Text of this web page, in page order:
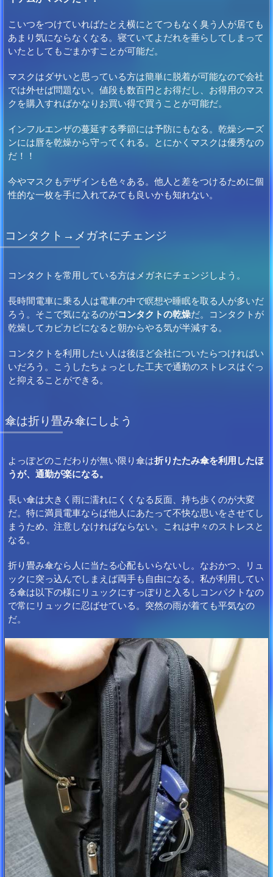
こいつをつけていればたとえ横にとてつもなく臭う人が居ても
あまり気にならなくなる。寝ていてよだれを垂らしてしまって
いたとしてもごまかすことが可能だ。
マスクはダサいと思っている方は簡単に脱着が可能なので会社
では外せば問題ない。値段も数百円とお得だし、お得用のマス
クを購入すればかなりお買い得で買うことが可能だ。
インフルエンザの蔓延する季節には予防にもなる。乾燥シーズ
ンには唇を乾燥から守ってくれる。とにかくマスクは優秀なの
だ！！
今やマスクもデザインも色々ある。他人と差をつけるために個
性的な一枚を手に入れてみても良いかも知れない。
コンタクト→メガネにチェンジ
コンタクトを常用している方はメガネにチェンジしよう。
長時間電車に乗る人は電車の中で瞑想や睡眠を取る人が多いだ
ろう。そこで気になるのがコンタクトの乾燥だ。コンタクトが
乾燥してカピカピになると朝からやる気が半減する。
コンタクトを利用したい人は後ほど会社についたらつければい
いだろう。こうしたちょっとした工夫で通勤のストレスはぐっ
と抑えることができる。
傘は折り畳み傘にしよう
よっぽどのこだわりが無い限り傘は折りたたみ傘を利用したほ
うが、通勤が楽になる。
長い傘は大きく雨に濡れにくくなる反面、持ち歩くのが大変
だ。特に満員電車ならば他人にあたって不快な思いをさせてし
まうため、注意しなければならない。これは中々のストレスと
なる。
折り畳み傘なら人に当たる心配もいらないし。なおかつ、リュ
ックに突っ込んでしまえば両手も自由になる。私が利用してい
る傘は以下の様にリュックにすっぽりと入るしコンパクトなの
で常にリュックに忍ばせている。突然の雨が着ても平気なの
だ。